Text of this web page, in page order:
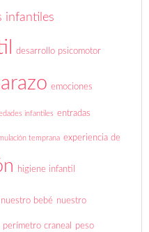
infantiles
desarrollo psicomotor
emociones
infantiles entradas
temprana experiencia de
higiene infantil
nuestro bebé nuestro
perímetro craneal peso